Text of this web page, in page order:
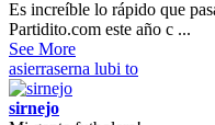
Es increíble lo rápido que
Partidito.com este año c ...
See More
asierraserna lubi to
sirnejo